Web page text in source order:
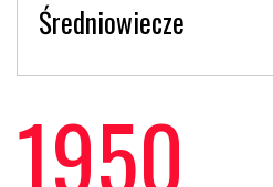
1950
Średniowiecze